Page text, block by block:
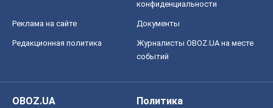
конфиденциальности
Реклама на сайте Документы
Редакционная политика
Журналисты OBOZ.UA на месте
событий
OBOZ.UA
Политика